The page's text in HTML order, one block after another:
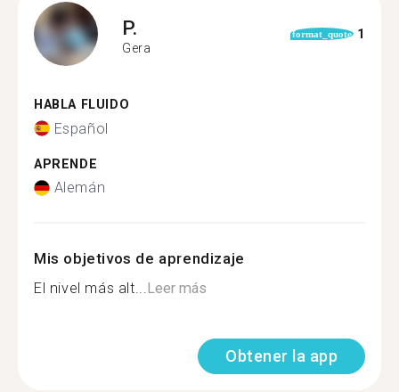
P.
Gera
format_quote 1
HABLA FLUIDO
Español
APRENDE
Alemán
Mis objetivos de aprendizaje
El nivel más alt...Leer más
Obtener la app